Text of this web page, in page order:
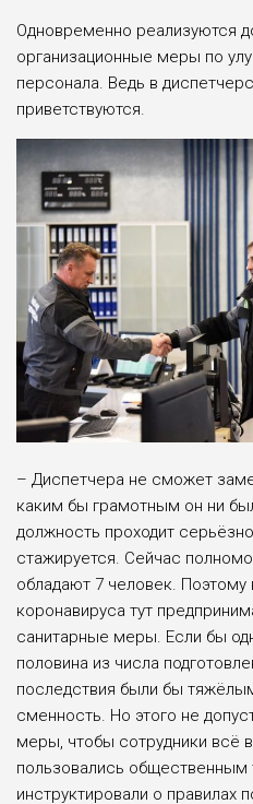
Одновременно реализуются
организационные меры по
персонала. Ведь в
приветствуются.
– Диспетчера не сможет
каким бы грамотным он ни
должность проходит
стажируется. Сейчас
обладают 7 человек. Поэтому
коронавируса тут
санитарные меры. Если бы
половина из числа
последствия были бы
сменность. Но этого не
меры, чтобы сотрудники всё
пользовались общественным
инструктировали о правилах